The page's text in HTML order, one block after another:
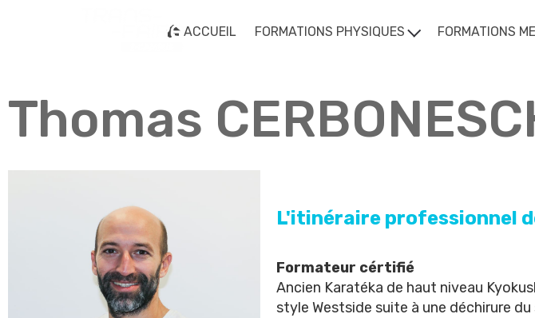
ACCUEIL FORMATIONS PHYSIQUES FORMATIONS
Thomas
L'itinéraire professionnel
Formateur cértifié
Ancien Karatéka de haut niveau
style Westside suite à une déchirure